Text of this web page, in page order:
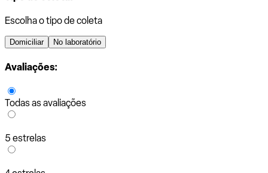
Escolha o tipo de coleta
Domiciliar No laboratório
Avaliações:
Todas as avaliações
5 estrelas